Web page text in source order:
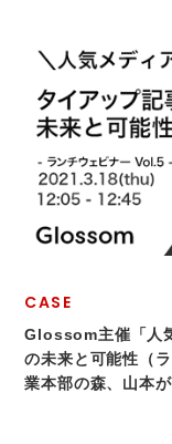
CASE
Glossom主催「人
の未来と可能性（
業本部の森、山本